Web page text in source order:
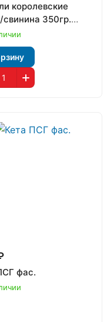
королевские
свинина 350гр.
Корея 1/8
фас.